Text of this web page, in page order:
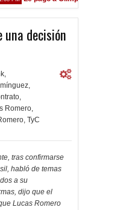
una decisión
,
,
,
Romero,
, TyC
tras confirmarse
habló de temas
a su
dijo que el
Lucas Romero